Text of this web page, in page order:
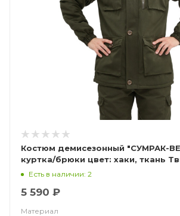
Костюм демисезонный "СУМРАК-
куртка/брюки цвет: хаки, ткань
(ЧЗ)Есть в наличии: 2
5 590 ₽
Материал